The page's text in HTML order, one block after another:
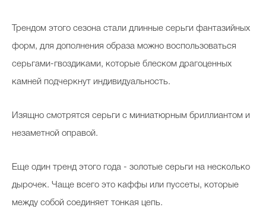
Трендом этого сезона стали длинные серьги фантазийных
форм, для дополнения образа можно воспользоваться
серьгами-гвоздиками, которые блеском драгоценных
камней подчеркнут индивидуальность.
Изящно смотрятся серьги с миниатюрным бриллиантом и
незаметной оправой.
Еще один тренд этого года - золотые серьги на несколько
дырочек. Чаще всего это каффы или пуссеты, которые
между собой соединяет тонкая цепь.